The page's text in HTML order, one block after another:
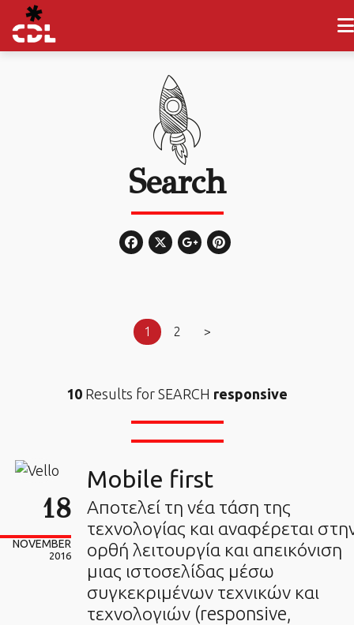
Search
1 2 >
10 Results for SEARCH responsive
18
NOVEMBER
2016
Mobile first
Αποτελεί τη νέα τάση της
τεχνολογίας και αναφέρεται
ορθή λειτουργία και απεικόνιση
μιας ιστοσελίδας μέσω
συγκεκριμένων τεχνικών και
τεχνολογιών (responsive,